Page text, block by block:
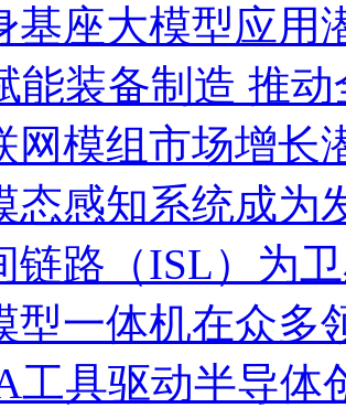
基座大模型应用
能装备制造 推
网模组市场增长
态感知系统成为
链路（ISL）为
型一体机在众多
工具驱动半导体